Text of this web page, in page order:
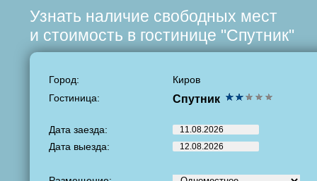
Узнать наличие свободных мест
и стоимость в гостинице "Спутник"
Город:
Киров
Гостиница:
Спутник
Дата заезда:
Дата выезда: